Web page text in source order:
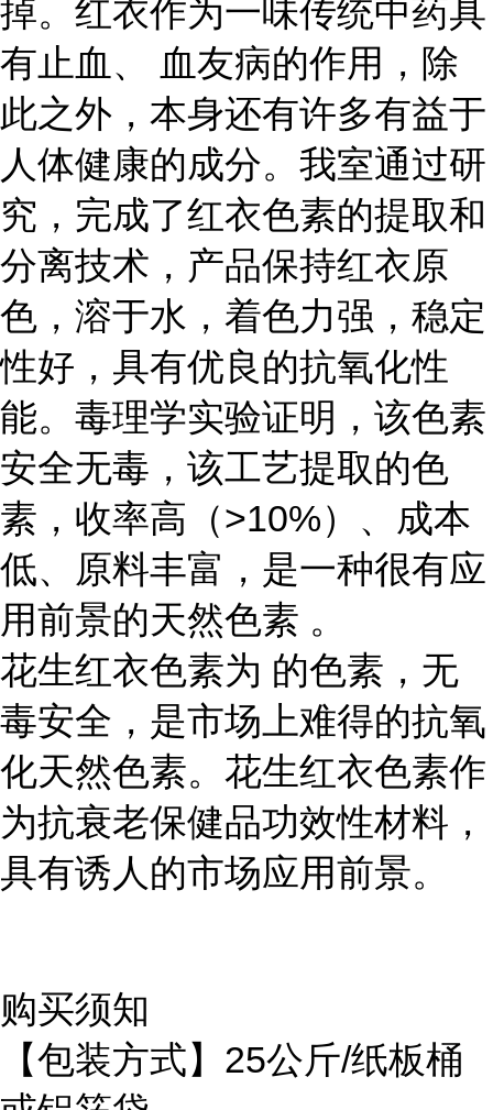
掉。红衣作为一味传统中药具
有止血、 血友病的作用，除
此之外，本身还有许多有益于
人体健康的成分。我室通过研
究，完成了红衣色素的提取和
分离技术，产品保持红衣原
色，溶于水，着色力强，稳定
性好，具有优良的抗氧化性
能。毒理学实验证明，该色素
安全无毒，该工艺提取的色
素，收率高（>10%）、成本
低、原料丰富，是一种很有应
用前景的天然色素 。
花生红衣色素为 的色素，无
毒安全，是市场上难得的抗氧
化天然色素。花生红衣色素作
为抗衰老保健品功效性材料，
具有诱人的市场应用前景。
购买须知
【包装方式】25公斤/纸板桶